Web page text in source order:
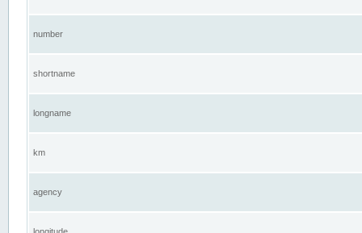
number
shortname
longname
km
agency